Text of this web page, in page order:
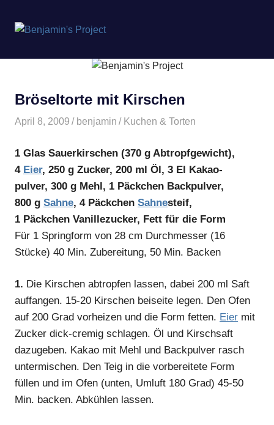
springen
Project
Bröseltorte mit Kirschen
April 8, 2009 benjamin Kuchen & Torten
1 Glas Sauerkirschen (370 g Abtropfgewicht),
4 Eier, 250 g Zucker, 200 ml Öl, 3 El Kakao-
pulver, 300 g Mehl, 1 Päckchen Backpulver,
800 g Sahne, 4 Päckchen Sahnesteif,
1 Päckchen Vanillezucker, Fett für die Form
Für 1 Springform von 28 cm Durchmesser (16
Stücke) 40 Min. Zubereitung, 50 Min. Backen
1. Die Kirschen abtropfen lassen, dabei 200 ml Saft
auffangen. 15-20 Kirschen beiseite legen. Den Ofen
auf 200 Grad vorheizen und die Form fetten. Eier mit
Zucker dick-cremig schlagen. Öl und Kirschsaft
dazugeben. Kakao mit Mehl und Backpulver rasch
untermischen. Den Teig in die vorbereitete Form
füllen und im Ofen (unten, Umluft 180 Grad) 45-50
Min. backen. Abkühlen lassen.